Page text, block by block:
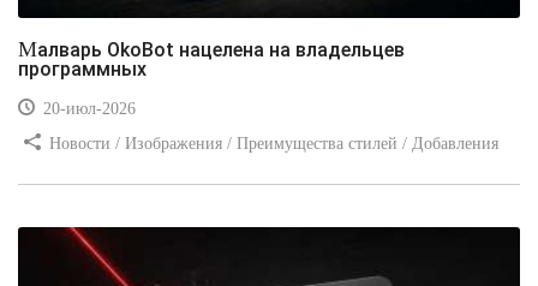
Малварь OkoBot нацелена на владельцев
программных
20-июл-2026
Новости / Изображения / Преимущества стилей / Добавления